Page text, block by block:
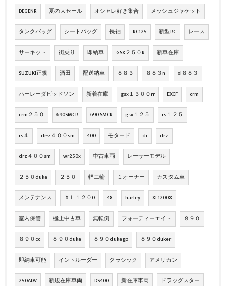
DEGENR 夏の大セール オシャレ好き集合 メッシュジャケット
タンクバッグ シートバッグ 長袖 RC125 新型RC レース
サーキット 街乗り 即納車 GSX２５０R 新車在庫
SUZUKI正規 酒田 配送納車 ８８３ ８８３n xl８８３
ハーレーダビッドソン 新着在庫 gsx１３００rr EXCF crm
crm２５０ 690SMCR 690 SMCR gsx１２５ rs１２５
rs４ dr-z４００sm 400 モタード dr drz
drz４００sm wr250x 中古車両 レーサーモデル
２５０duke ２５０ 軽二輪 １オーナー カスタム車
メンテナンス ＸＬ１２０0 48 harley XL1200X
室内保管 極上中古車 無転倒 フォーティーエイト ８９０
８９０cc ８９０duke ８９０dukegp ８９０duker
即納車可能 イントルーダー クラシック アメリカン
250ADV 新規在庫車両 DS400 新在庫車両 ドラッグスター